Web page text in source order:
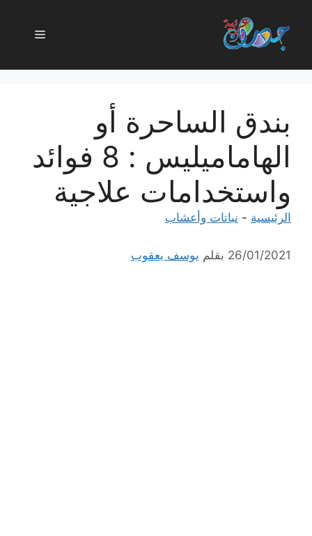
المحتوى
القائمة
بندق الساحرة أو
الهاماميليس : 8 فوائد
واستخدامات علاجية
الرئيسية - نباتات وأعشاب
26/01/2021 بقلم يوسف يعقوب